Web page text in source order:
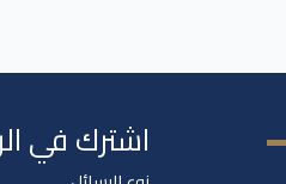
اشترك في